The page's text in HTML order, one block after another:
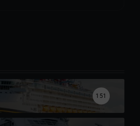
151